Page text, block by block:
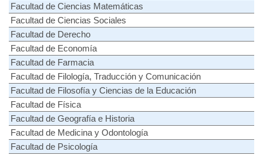
Facultad de Ciencias Matemáticas
Facultad de Ciencias Sociales
Facultad de Derecho
Facultad de Economía
Facultad de Farmacia
Facultad de Filología, Traducción y Comunicación
Facultad de Filosofía y Ciencias de la Educación
Facultad de Física
Facultad de Geografía e Historia
Facultad de Medicina y Odontología
Facultad de Psicología